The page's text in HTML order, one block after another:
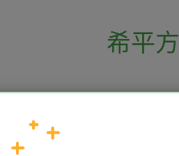
希平方